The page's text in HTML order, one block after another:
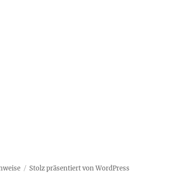
Stolz präsentiert von WordPress